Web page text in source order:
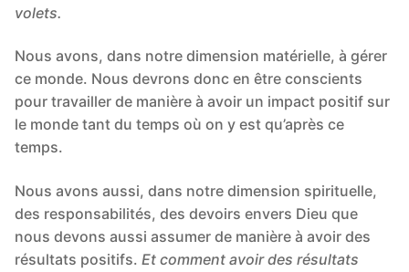
volets.
Nous avons, dans notre dimension matérielle, à gérer
ce monde. Nous devrons donc en être conscients
pour travailler de manière à avoir un impact positif sur
le monde tant du temps où on y est qu’après ce
temps.
Nous avons aussi, dans notre dimension spirituelle,
des responsabilités, des devoirs envers Dieu que
nous devons aussi assumer de manière à avoir des
résultats positifs. Et comment avoir des résultats